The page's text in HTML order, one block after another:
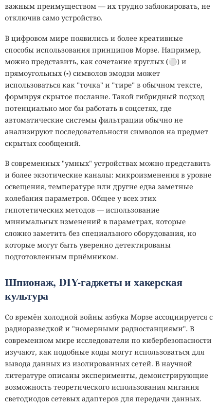
важным преимуществом — их трудно заблокировать, не
отключив само устройство.
В цифровом мире появились и более креативные
способы использования принципов Морзе. Например,
можно представить, как сочетание круглых (⚪️) и
прямоугольных (▪️) символов эмодзи может
использоваться как "точка" и "тире" в обычном тексте,
формируя скрытое послание. Такой гибридный подход
потенциально мог бы работать в соцсетях, где
автоматические системы фильтрации обычно не
анализируют последовательности символов на предмет
скрытых сообщений.
В современных "умных" устройствах можно представить
и более экзотические каналы: микроизменения в уровне
освещения, температуре или другие едва заметные
колебания параметров. Общее у всех этих
гипотетических методов — использование
минимальных изменений в параметрах, которые
сложно заметить без специального оборудования, но
которые могут быть уверенно детектированы
подготовленным приёмником.
Шпионаж, DIY-гаджеты и хакерская
культура
Со времён холодной войны азбука Морзе ассоциируется с
радиоразведкой и "номерными радиостанциями". В
современном мире исследователи по кибербезопасности
изучают, как подобные коды могут использоваться для
вывода данных из изолированных сетей. В научной
литературе описаны эксперименты, демонстрирующие
возможность теоретического использования мигания
светодиодов сетевых адаптеров для передачи данных.